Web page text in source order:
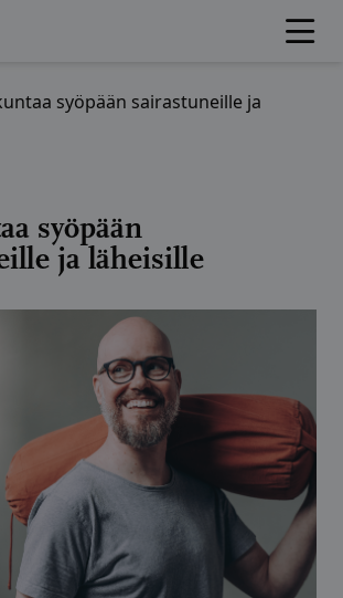
syöpään sairastuneille ja
syöpään
ja läheisille